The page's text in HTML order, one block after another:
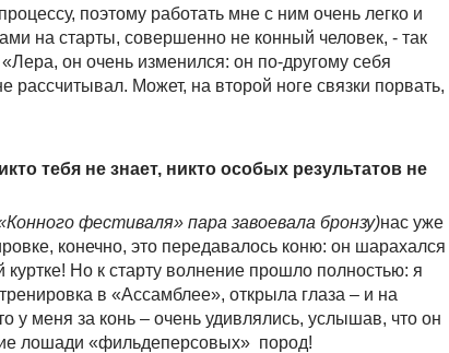
поэтому работать мне с ним очень легко и
на старты, совершенно не конный человек, - так
он очень изменился: он по-другому себя
рассчитывал. Может, на второй ноге связки порвать,
тебя не знает, никто особых результатов не
фестиваля» пара завоевала бронзу)нас уже
конечно, это передавалось коню: он шарахался
Но к старту волнение прошло полностью: я
в «Ассамблее», открыла глаза – и на
меня за конь – очень удивлялись, услышав, что он
лошади «фильдеперсовых» пород!